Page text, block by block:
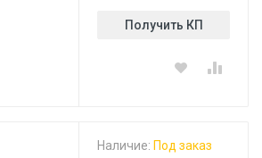
Получить КП
Наличие: Под заказ